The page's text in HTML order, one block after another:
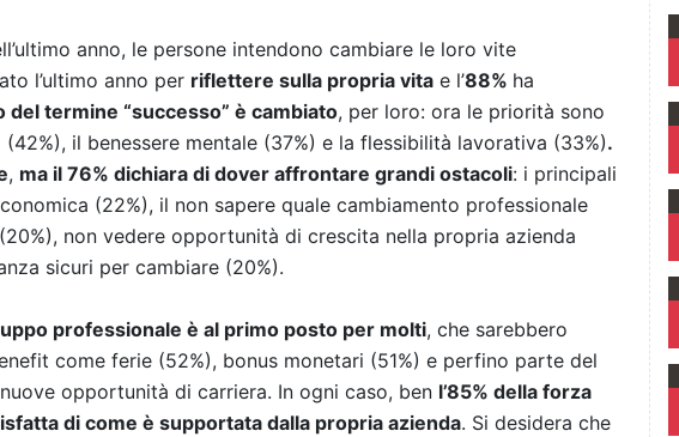
anno, le persone intendono cambiare le loro vite
l’ultimo anno per riflettere sulla propria vita e l’88% ha
del termine “successo” è cambiato, per loro: ora le priorità sono
il benessere mentale (37%) e la flessibilità lavorativa (33%).
, ma il 76% dichiara di dover affrontare grandi ostacoli: i principali
(22%), il non sapere quale cambiamento professionale
non vedere opportunità di crescita nella propria azienda
sicuri per cambiare (20%).
professionale è al primo posto per molti, che sarebbero
come ferie (52%), bonus monetari (51%) e perfino parte del
opportunità di carriera. In ogni caso, ben l’85% della forza
di come è supportata dalla propria azienda. Si desidera che